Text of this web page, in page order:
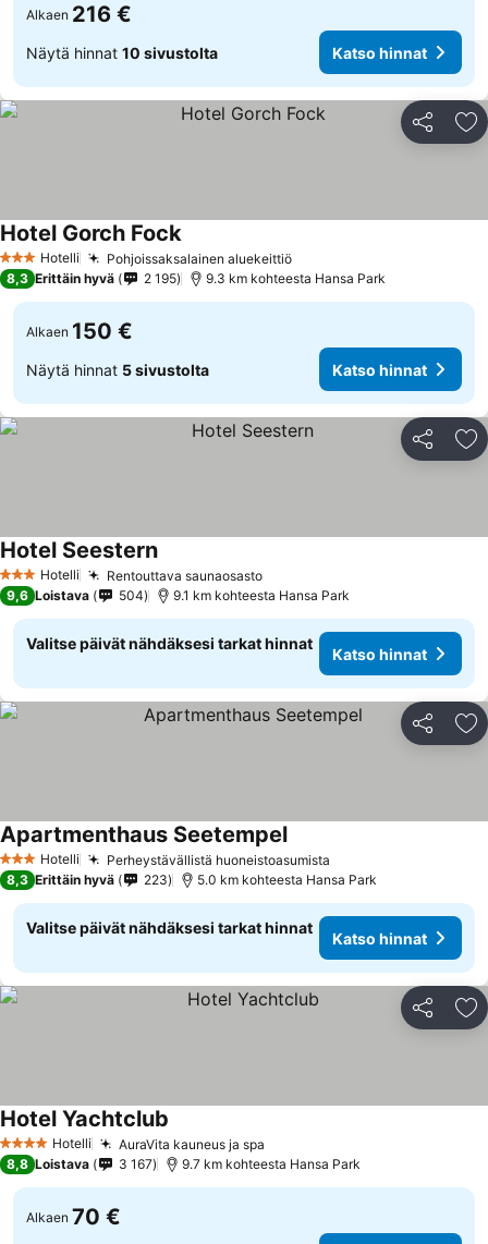
Alkaen 216 €
Näytä hinnat 10 sivustolta Katso hinnat
Jaa
3 Tähtiluokitus
Hotelli Pohjoissaksalainen aluekeittiö
Hotel Gorch Fock
8,3 Erittäin hyvä 2 195 9.3 km kohteesta Hansa Park
Alkaen 150 €
Näytä hinnat 5 sivustolta Katso hinnat
Jaa
3 Tähtiluokitus
Hotelli Rentouttava saunaosasto
Hotel Seestern
9,6 Loistava 504 9.1 km kohteesta Hansa Park
Valitse päivät nähdäksesi tarkat hinnat
Katso hinnat
Jaa
3 Tähtiluokitus
Hotelli Perheystävällistä huoneistoasumista
Apartmenthaus Seetempel
8,3 Erittäin hyvä 223 5.0 km kohteesta Hansa Park
Valitse päivät nähdäksesi tarkat hinnat
Katso hinnat
Jaa
4 Tähtiluokitus
Hotelli AuraVita kauneus ja spa
Hotel Yachtclub
8,8 Loistava 3 167 9.7 km kohteesta Hansa Park
Alkaen 70 €